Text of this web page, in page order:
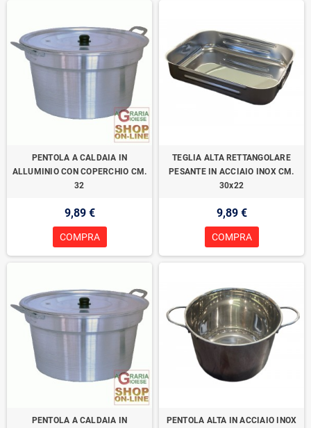
PENTOLA A CALDAIA IN
ALLUMINIO CON COPERCHIO CM.
32
9,89 €
COMPRA
TEGLIA ALTA RETTANGOLARE
PESANTE IN ACCIAIO INOX CM.
30x22
9,89 €
COMPRA
PENTOLA A CALDAIA IN PENTOLA ALTA IN ACCIAIO INOX